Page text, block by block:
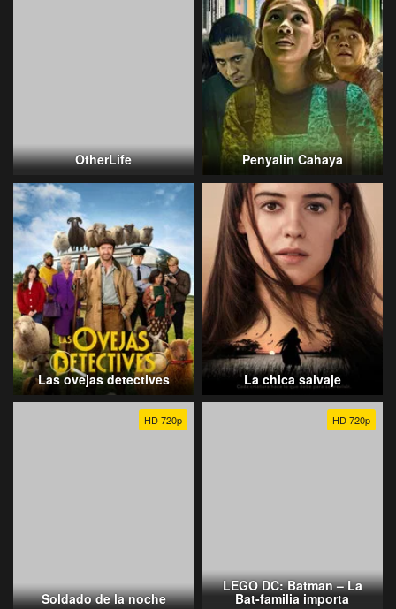
OtherLife Penyalin Cahaya
Las ovejas detectives La chica salvaje
HD 720p
Soldado de la noche
HD 720p
LEGO DC: Batman – La
Bat-familia importa